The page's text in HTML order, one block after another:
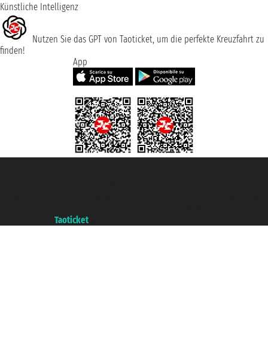
Künstliche Intelligenz
Nutzen Sie das GPT von Taoticket, um die perfekte Kreuzfahrt zu
finden!
App
Taoticket